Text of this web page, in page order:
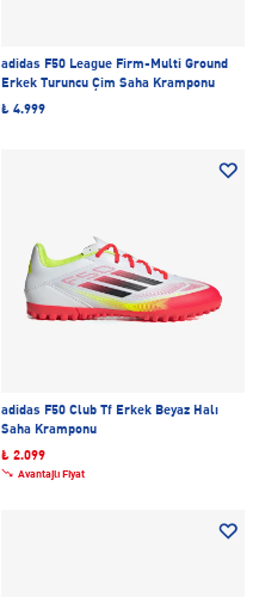
adidas F50 League Firm-Multi Ground
Erkek Turuncu Çim Saha Kramponu
₺ 4.999
adidas F50 Club Tf Erkek Beyaz Halı
Saha Kramponu
₺ 2.099
Avantajlı Fiyat